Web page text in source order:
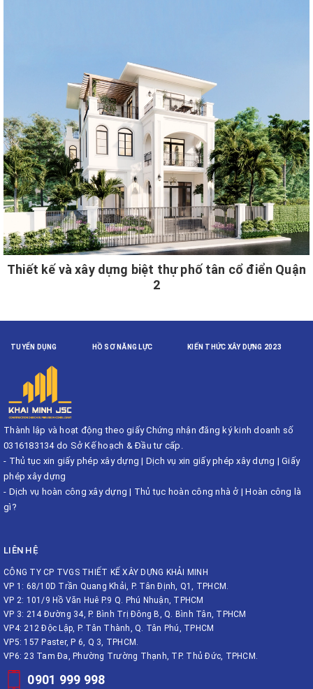
Thiết kế và xây dựng biệt thự phố tân cổ điển Quận
2
TUYỂN DỤNG HỒ SƠ NĂNG LỰC KIẾN THỨC XÂY DỰNG 2023
Thành lập và hoạt động theo giấy Chứng nhận đăng ký kinh doanh số
0316183134 do Sở Kế hoạch & Đầu tư cấp.
- Thủ tục xin giấy phép xây dựng | Dịch vụ xin giấy phép xây dựng | Giấy
phép xây dựng
- Dịch vụ hoàn công xây dựng | Thủ tục hoàn công nhà ở |Hoàn công là
gì?
LIÊN HỆ
CÔNG TY CP TVGS THIẾT KẾ XÂY DỰNG KHẢI MINH
VP 1: 68/10D Trần Quang Khải, P. Tân Định, Q1, TPHCM.
VP 2: 101/9 Hồ Văn Huê P.9 Q. Phú Nhuận, TPHCM
VP 3: 214 Đường 34, P. Bình Trị Đông B, Q. Bình Tân, TPHCM
VP4: 212 Độc Lập, P. Tân Thành, Q. Tân Phú, TPHCM
VP5: 157 Paster, P 6, Q 3, TPHCM.
VP6: 23 Tam Đa, Phường Trường Thạnh, TP. Thủ Đức, TPHCM.
0901 999 998